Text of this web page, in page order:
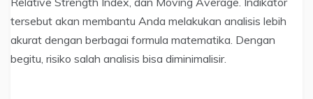
tersebut akan membantu Anda melakukan analisis lebih
akurat dengan berbagai formula matematika. Dengan
begitu, risiko salah analisis bisa diminimalisir.